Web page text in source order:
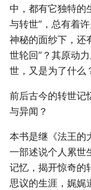
中，都有它独特的
与转世”，总有着
神秘的面纱下，还
世轮回”？其原动
世，又是为了什么
前后古今的转世记
与异闻？
本书是继《法王的
一部述说个人累世
记忆，揭开惊奇的
思议的生涯，娓娓